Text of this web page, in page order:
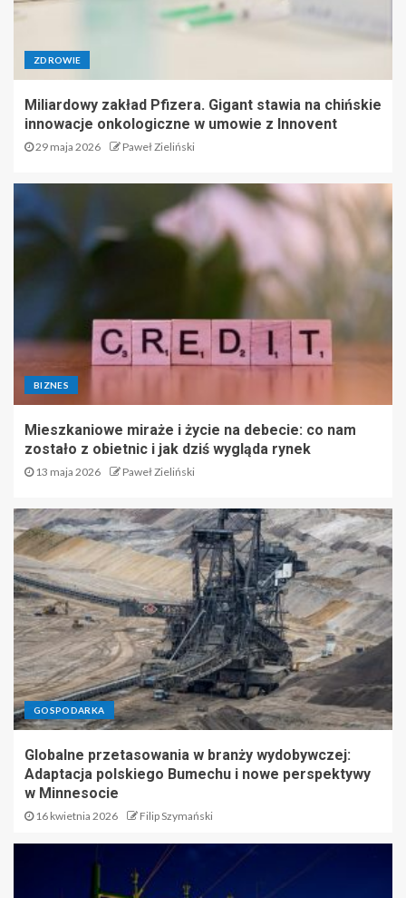
ZDROWIE
Miliardowy zakład Pfizera. Gigant stawia na chińskie
innowacje onkologiczne w umowie z Innovent
29 maja 2026 Paweł Zieliński
BIZNES
Mieszkaniowe miraże i życie na debecie: co nam
zostało z obietnic i jak dziś wygląda rynek
13 maja 2026 Paweł Zieliński
GOSPODARKA
Globalne przetasowania w branży wydobywczej:
Adaptacja polskiego Bumechu i nowe perspektywy
w Minnesocie
16 kwietnia 2026 Filip Szymański